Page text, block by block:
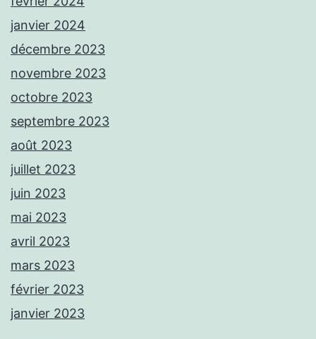
janvier 2024
décembre 2023
novembre 2023
octobre 2023
septembre 2023
août 2023
juillet 2023
juin 2023
mai 2023
avril 2023
mars 2023
février 2023
janvier 2023